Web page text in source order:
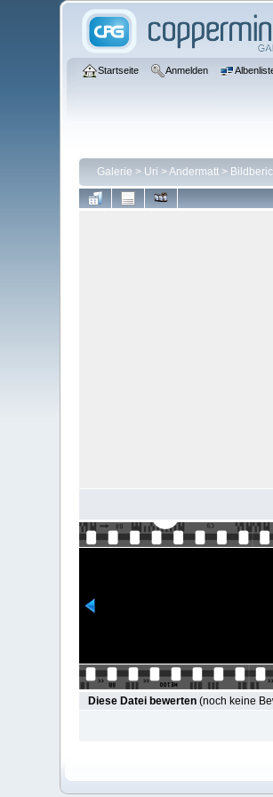
Startseite Anmelden
Galerie > Uri >Andermatt>
Diese Datei bewerten(noch keine